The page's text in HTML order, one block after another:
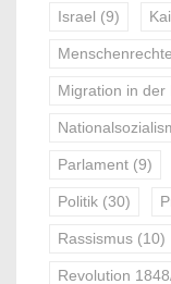
Israel (9)
Menschenrechte
Migration in der
Parlament (9)
Politik (30)
Rassismus (10)
Revolution